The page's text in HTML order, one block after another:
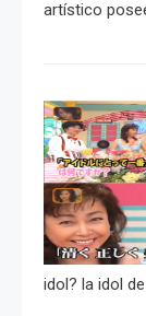
artístico
idol? la idol